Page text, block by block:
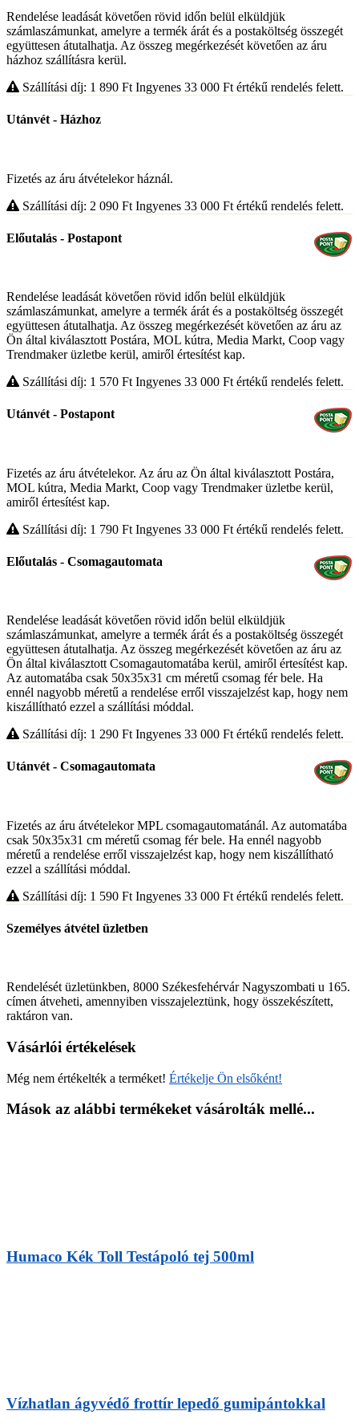
Rendelése leadását követően rövid időn belül elküldjük
számlaszámunkat, amelyre a termék árát és a postaköltség összegét
együttesen átutalhatja. Az összeg megérkezését követően az áru
házhoz szállításra kerül.
Szállítási díj: 1 890 Ft Ingyenes 33 000 Ft értékű rendelés felett.
Utánvét - Házhoz
Fizetés az áru átvételekor háznál.
Szállítási díj: 2 090 Ft Ingyenes 33 000 Ft értékű rendelés felett.
Előutalás - Postapont
Rendelése leadását követően rövid időn belül elküldjük
számlaszámunkat, amelyre a termék árát és a postaköltség összegét
együttesen átutalhatja. Az összeg megérkezését követően az áru az
Ön által kiválasztott Postára, MOL kútra, Media Markt, Coop vagy
Trendmaker üzletbe kerül, amiről értesítést kap.
Szállítási díj: 1 570 Ft Ingyenes 33 000 Ft értékű rendelés felett.
Utánvét - Postapont
Fizetés az áru átvételekor. Az áru az Ön által kiválasztott Postára,
MOL kútra, Media Markt, Coop vagy Trendmaker üzletbe kerül,
amiről értesítést kap.
Szállítási díj: 1 790 Ft Ingyenes 33 000 Ft értékű rendelés felett.
Előutalás - Csomagautomata
Rendelése leadását követően rövid időn belül elküldjük
számlaszámunkat, amelyre a termék árát és a postaköltség összegét
együttesen átutalhatja. Az összeg megérkezését követően az áru az
Ön által kiválasztott Csomagautomatába kerül, amiről értesítést kap.
Az automatába csak 50x35x31 cm méretű csomag fér bele. Ha
ennél nagyobb méretű a rendelése erről visszajelzést kap, hogy nem
kiszállítható ezzel a szállítási móddal.
Szállítási díj: 1 290 Ft Ingyenes 33 000 Ft értékű rendelés felett.
Utánvét - Csomagautomata
Fizetés az áru átvételekor MPL csomagautomatánál. Az automatába
csak 50x35x31 cm méretű csomag fér bele. Ha ennél nagyobb
méretű a rendelése erről visszajelzést kap, hogy nem kiszállítható
ezzel a szállítási móddal.
Szállítási díj: 1 590 Ft Ingyenes 33 000 Ft értékű rendelés felett.
Személyes átvétel üzletben
Rendelését üzletünkben, 8000 Székesfehérvár Nagyszombati u 165.
címen átveheti, amennyiben visszajeleztünk, hogy összekészített,
raktáron van.
Vásárlói értékelések
Még nem értékelték a terméket! Értékelje Ön elsőként!
Mások az alábbi termékeket vásárolták mellé...
Humaco Kék Toll Testápoló tej 500ml
Vízhatlan ágyvédő frottír lepedő gumipántokkal